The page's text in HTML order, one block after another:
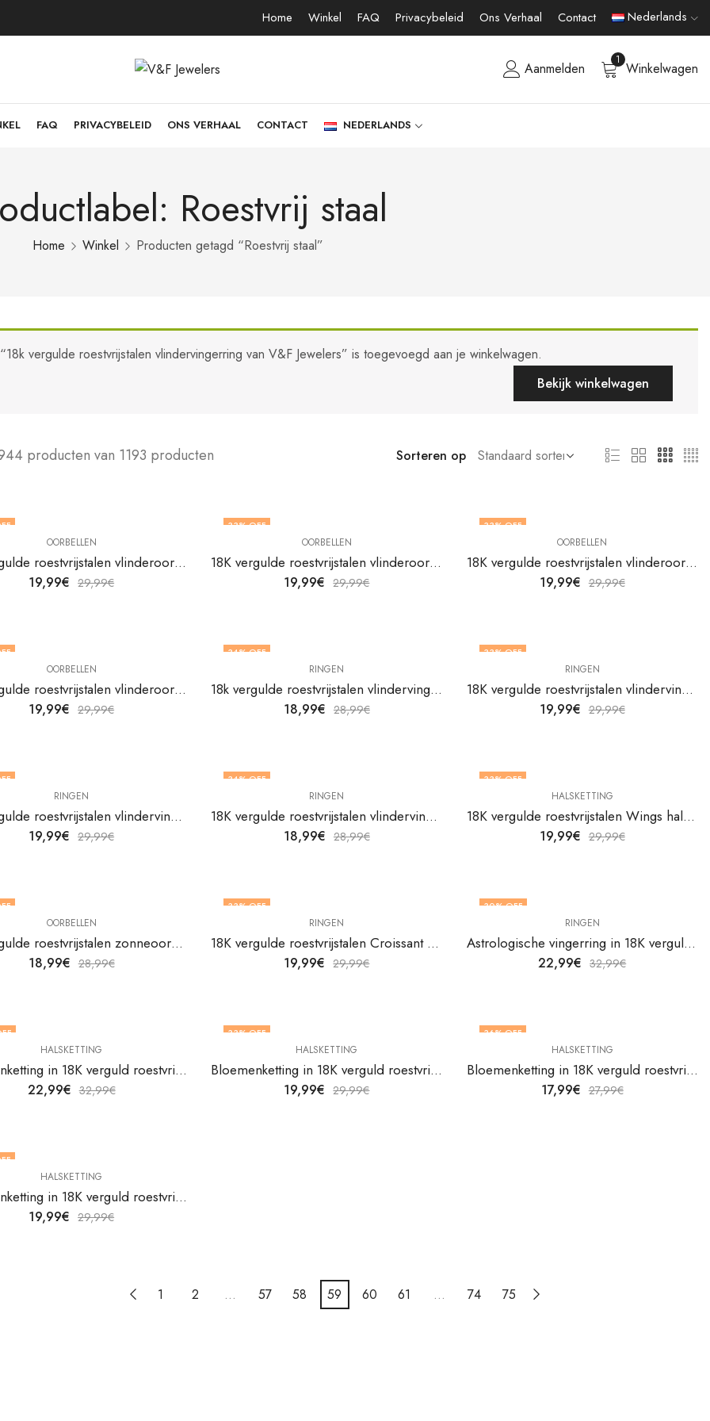
Home Winkel FAQ Privacybeleid Ons Verhaal Contact Nederlands
Aanmelden
1
Winkelwagen
FAQ PRIVACYBELEID ONS VERHAAL CONTACT NEDERLANDS
Roestvrij staal
Home Winkel Producten getagd “Roestvrij staal”
“18k vergulde roestvrijstalen vlindervingerring van V&F Jewelers” is toegevoegd aan je winkelwagen.
Bekijk winkelwagen
producten van 1193 producten Sorteren op
OORBELLEN
18K vergulde roestvrijstalen vlinderoorbellen van V&F Jewelers
19,99€ 29,99€
33% OFF
OORBELLEN
18K vergulde roestvrijstalen vlinderoorbellen van V&F Jewelers
19,99€ 29,99€
33% OFF
OORBELLEN
18K vergulde roestvrijstalen vlinderoorbellen van V&F Jewelers
19,99€ 29,99€
OORBELLEN
18K vergulde roestvrijstalen vlinderoorbellen van V&F Jewelers
19,99€ 29,99€
34% OFF
RINGEN
18k vergulde roestvrijstalen vlindervingerring van V&F Jewelers
18,99€ 28,99€
33% OFF
RINGEN
18K vergulde roestvrijstalen vlindervingerring van V&F Jewelers
19,99€ 29,99€
RINGEN
18K vergulde roestvrijstalen vlindervingerring van V&F Jewelers
19,99€ 29,99€
34% OFF
NIET OP VOORRAADRINGEN
18K vergulde roestvrijstalen vlindervingerring van V&F Jewelers
18,99€ 28,99€
33% OFF
HALSKETTING
18K vergulde roestvrijstalen Wings halsketting van V&F Juweliers
19,99€ 29,99€
OORBELLEN
18K vergulde roestvrijstalen zonneoorbellen van V&F Juweliers
18,99€ 28,99€
33% OFF
NIET OP VOORRAADRINGEN
18K vergulde roestvrijstalen Сroissant vingerring van V&F Juweliers
19,99€ 29,99€
30% OFF
RINGEN
Astrologische vingerring in 18K verguld roestvrij staal van V&F Juweliers
22,99€ 32,99€
HALSKETTING
Bloemenketting in 18K verguld roestvrij staal van V&F Juweliers
22,99€ 32,99€
33% OFF
HALSKETTING
Bloemenketting in 18K verguld roestvrij staal van V&F Juweliers
19,99€ 29,99€
36% OFF
HALSKETTING
Bloemenketting in 18K verguld roestvrij staal van V&F Juweliers
17,99€ 27,99€
HALSKETTING
Bloemenketting in 18K verguld roestvrij staal van V&F Juweliers
19,99€ 29,99€
1 2 … 57 58 59 60 61 … 74 75